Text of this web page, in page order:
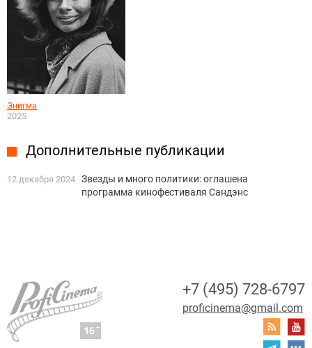
Энигма
2025
Дополнительные публикации
12 декабря 2024 Звезды и много политики: оглашена
программа кинофестиваля Сандэнс
+7 (495) 728-6797
proficinema@gmail.com